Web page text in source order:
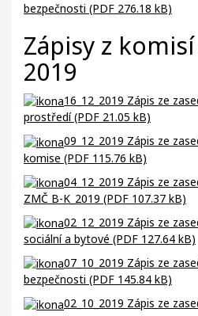
bezpečnosti (PDF 276.18 kB)
Zápisy z
2019
16_12_2019 Zápis ze
prostředí (PDF 21.05 kB)
09_12_2019 Zápis ze
komise (PDF 115.76 kB)
04_12_2019 Zápis ze
ZMČ B-K_2019 (PDF 107.37 kB)
02_12_2019 Zápis ze
sociální a bytové (PDF 127.64 kB)
07_10_2019 Zápis ze
bezpečnosti (PDF 145.84 kB)
02_10_2019 Zápis ze